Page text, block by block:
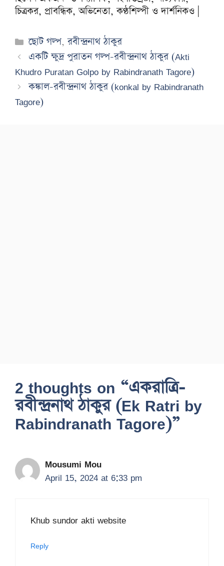
চিত্রকর, প্রাবন্ধিক, অভিনেতা, কণ্ঠশিল্পী ও দার্শনিকও |
Categories
ছোট গল্প,রবীন্দ্রনাথ ঠাকুর
একটি ক্ষুদ্র পুরাতন গল্প-রবীন্দ্রনাথ ঠাকুর (Akti
Khudro Puratan Golpo by Rabindranath Tagore)
কঙ্কাল-রবীন্দ্রনাথ ঠাকুর (konkal by Rabindranath
Tagore)
2 thoughts on “একরাত্রি-
রবীন্দ্রনাথ ঠাকুর (Ek Ratri by
Rabindranath Tagore)”
Mousumi Mou
April 15, 2024 at 6:33 pm
Khub sundor akti website
Reply